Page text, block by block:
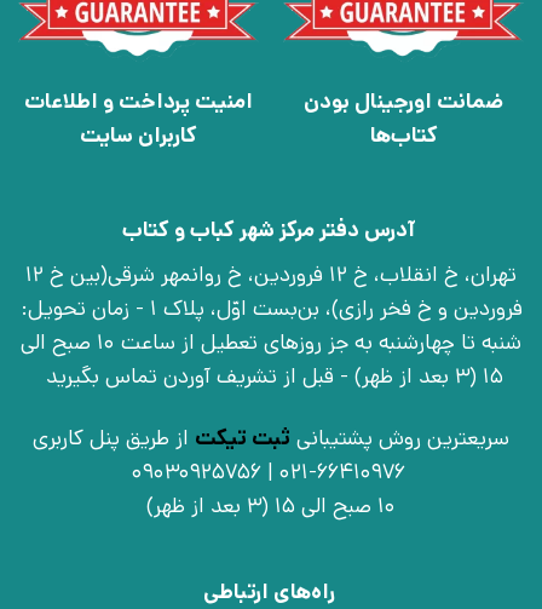
ضمانت اورجینال بودن
کتاب‌ها
امنیت پرداخت و اطلاعات
کاربران سایت
آدرس دفتر مرکز شهر کباب و کتاب
تهران، خ انقلاب، خ 12 فروردین، خ روانمهر شرقی(بین خ 12
فروردین و خ فخر رازی)، بن‌بست اوّل، پلاک 1 - زمان تحویل:
شنبه تا چهارشنبه به جز روزهای تعطیل از ساعت 10 صبح الی
15 (3 بعد از ظهر) - قبل از تشریف آوردن تماس بگیرید
سریعترین روش پشتیبانی ثبت تیکت از طریق پنل کاربری
021-66410976 | 09030925756
10 صبح الی 15 (3 بعد از ظهر)
راه‌های ارتباطی